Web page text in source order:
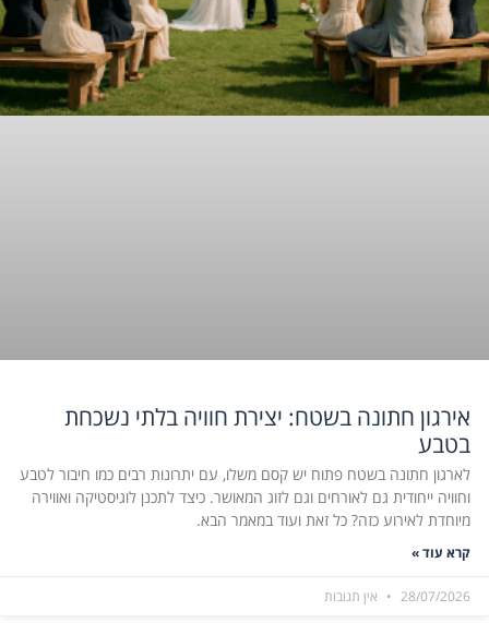
אירגון חתונה בשטח: יצירת חוויה בלתי נשכחת
בטבע
לארגון חתונה בשטח פתוח יש קסם משלו, עם יתרונות רבים כמו חיבור לטבע
וחוויה ייחודית גם לאורחים וגם לזוג המאושר. כיצד לתכנן לוגיסטיקה ואווירה
מיוחדת לאירוע כזה? כל זאת ועוד במאמר הבא.
קרא עוד »
28/07/2026 אין תגובות